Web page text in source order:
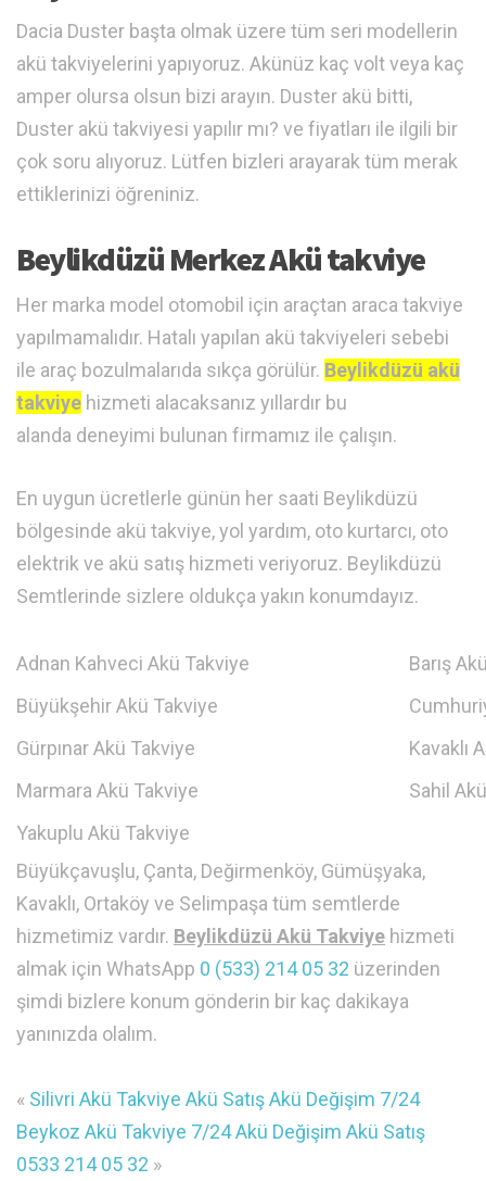
Dacia Duster başta olmak üzere tüm seri modellerin
akü takviyelerini yapıyoruz. Akünüz kaç volt veya kaç
amper olursa olsun bizi arayın. Duster akü bitti,
Duster akü takviyesi yapılır mı? ve fiyatları ile ilgili bir
çok soru alıyoruz. Lütfen bizleri arayarak tüm merak
ettiklerinizi öğreniniz.
Beylikdüzü Merkez Akü takviye
Her marka model otomobil için araçtan araca takviye
yapılmamalıdır. Hatalı yapılan akü takviyeleri sebebi
ile araç bozulmalarıda sıkça görülür. Beylikdüzü akü
takviye hizmeti alacaksanız yıllardır bu
alanda deneyimi bulunan firmamız ile çalışın.
En uygun ücretlerle günün her saati Beylikdüzü
bölgesinde akü takviye, yol yardım, oto kurtarcı, oto
elektrik ve akü satış hizmeti veriyoruz. Beylikdüzü
Semtlerinde sizlere oldukça yakın konumdayız.
Adnan Kahveci Akü Takviye
Barış
Büyükşehir Akü Takviye
Gürpınar Akü Takviye
Kavaklı
Marmara Akü Takviye
Sahil
Yakuplu Akü Takviye
Büyükçavuşlu, Çanta, Değirmenköy, Gümüşyaka,
Kavaklı, Ortaköy ve Selimpaşa tüm semtlerde
hizmetimiz vardır. Beylikdüzü Akü Takviye hizmeti
almak için WhatsApp 0 (533) 214 05 32 üzerinden
şimdi bizlere konum gönderin bir kaç dakikaya
yanınızda olalım.
« Silivri Akü Takviye Akü Satış Akü Değişim 7/24
Beykoz Akü Takviye 7/24 Akü Değişim Akü Satış
0533 214 05 32 »